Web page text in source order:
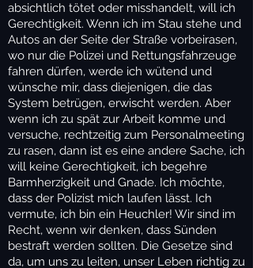
absichtlich tötet oder misshandelt, will ich
Gerechtigkeit. Wenn ich im Stau stehe und
Autos an der Seite der Straße vorbeirasen,
wo nur die Polizei und Rettungsfahrzeuge
fahren dürfen, werde ich wütend und
wünsche mir, dass diejenigen, die das
System betrügen, erwischt werden. Aber
wenn ich zu spät zur Arbeit komme und
versuche, rechtzeitig zum Personalmeeting
zu rasen, dann ist es eine andere Sache, ich
will keine Gerechtigkeit, ich begehre
Barmherzigkeit und Gnade. Ich möchte,
dass der Polizist mich laufen lässt. Ich
vermute, ich bin ein Heuchler! Wir sind im
Recht, wenn wir denken, dass Sünden
bestraft werden sollten. Die Gesetze sind
da, um uns zu leiten, unser Leben richtig zu